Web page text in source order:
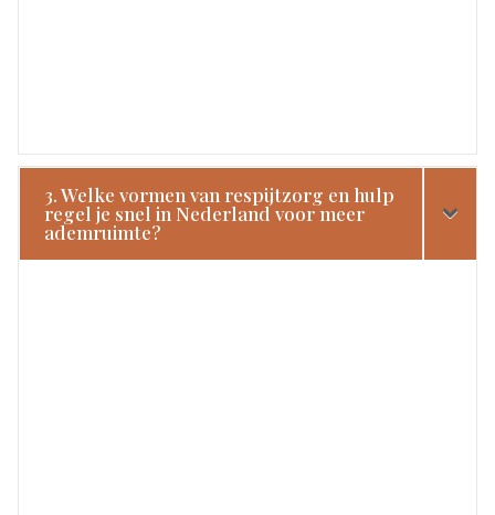
3. Welke vormen van respijtzorg en hulp
regel je snel in Nederland voor meer
ademruimte?